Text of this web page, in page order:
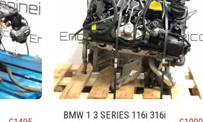
BMW 1 3 SERIES 116i 316i